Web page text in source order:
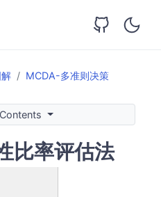
MCDA-多准则决策
比率评估法